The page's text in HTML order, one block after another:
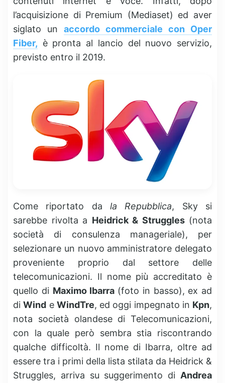
l’acquisizione di Premium (Mediaset) ed aver
siglato un accordo commerciale con Oper
Fiber, è pronta al lancio del nuovo servizio,
previsto entro il 2019.
Come riportato da la Repubblica, Sky si
sarebbe rivolta a Heidrick & Struggles(nota
società di consulenza manageriale), per
selezionare un nuovo amministratore delegato
proveniente proprio dal settore delle
telecomunicazioni. Il nome più accreditato è
quello di Maximo Ibarra (foto in basso), ex ad
diWind e WindTre, ed oggi impegnato in Kpn,
nota società olandese di Telecomunicazioni,
con la quale però sembra stia riscontrando
qualche difficoltà. Il nome di Ibarra, oltre ad
essere tra i primi della lista stilata da Heidrick &
Struggles, arriva su suggerimento di Andrea